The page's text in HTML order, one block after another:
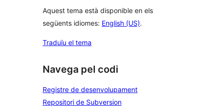
Aquest tema està disponible en els
següents idiomes: English (US).
Traduïu el tema
Navega pel codi
Registre de desenvolupament
Repositori de Subversion